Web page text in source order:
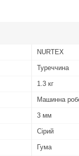
NURTEX
Туреччина
1.3 кг
Машинна
3 мм
Сірий
Гума